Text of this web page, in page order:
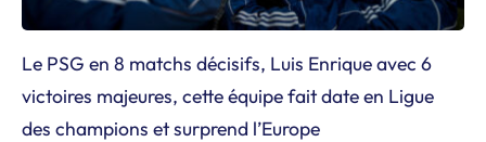
Le PSG en 8 matchs décisifs, Luis Enrique avec 6
victoires majeures, cette équipe fait date en Ligue
des champions et surprend l’Europe